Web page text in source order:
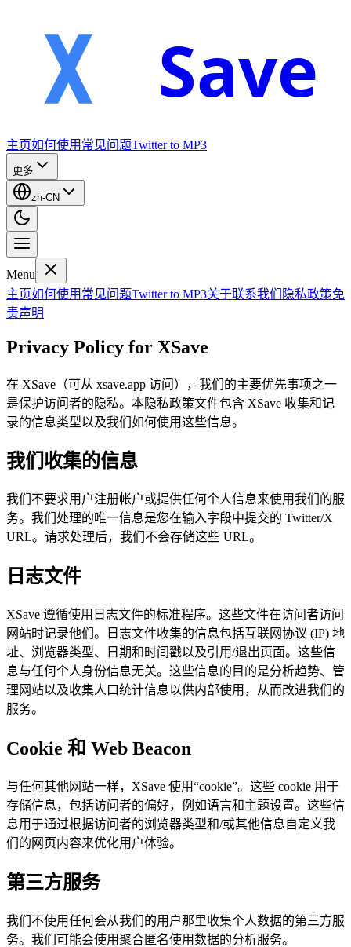
Save
主页如何使用 常见问题Twitter to MP3
更多
zh-CN
Menu
主页如何使用 常见问题Twitter to MP3关于联系我们 隐私政策免
责声明
Privacy Policy for XSave
在 XSave（可从 xsave.app 访问），我们的主要优先事项之一
是保护访问者的隐私。本隐私政策文件包含 XSave 收集和记
录的信息类型以及我们如何使用这些信息。
我们收集的信息
我们不要求用户注册帐户或提供任何个人信息来使用我们的服
务。我们处理的唯一信息是您在输入字段中提交的 Twitter/X
URL。请求处理后，我们不会存储这些 URL。
日志文件
XSave 遵循使用日志文件的标准程序。这些文件在访问者访问
网站时记录他们。日志文件收集的信息包括互联网协议 (IP) 地
址、浏览器类型、日期和时间戳以及引用/退出页面。这些信
息与任何个人身份信息无关。这些信息的目的是分析趋势、管
理网站以及收集人口统计信息以供内部使用，从而改进我们的
服务。
Cookie 和 Web Beacon
与任何其他网站一样，XSave 使用“cookie”。这些 cookie 用于
存储信息，包括访问者的偏好，例如语言和主题设置。这些信
息用于通过根据访问者的浏览器类型和/或其他信息自定义我
们的网页内容来优化用户体验。
第三方服务
我们不使用任何会从我们的用户那里收集个人数据的第三方服
务。我们可能会使用聚合匿名使用数据的分析服务。